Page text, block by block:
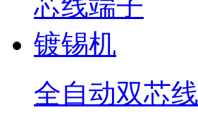
全自动双芯